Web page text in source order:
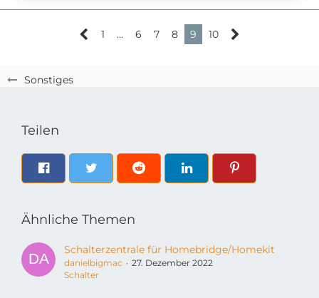
Sonstiges
1 … 6 7 8 9 10
Teilen
Ähnliche Themen
Schalterzentrale für Homebridge/Homekit
danielbigmac
27. Dezember 2022
Schalter